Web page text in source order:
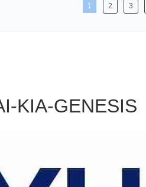
1 2 3
KIA-GENESIS